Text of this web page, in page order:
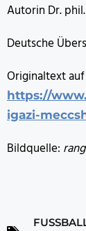
Autorin Dr.
Deutsche
Originaltext
https://
igazi-
Bildquelle:
FUSSBALL